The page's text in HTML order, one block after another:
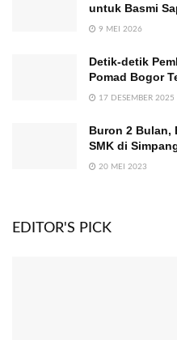
untuk Basmi
9 MEI 2026
Detik-detik
Pomad Bogor
17 DESEMBER 2025
Buron 2 Bulan,
SMK di
20 MEI 2023
EDITOR'S PICK